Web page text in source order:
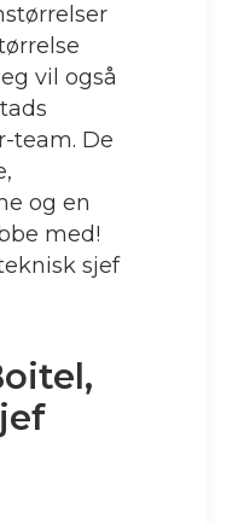
vil også
team. De
og en
med!
sjef